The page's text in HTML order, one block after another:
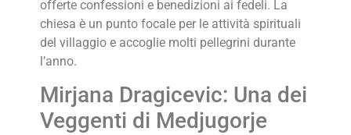
offerte confessioni e benedizioni ai fedeli. La
chiesa è un punto focale per le attività spirituali
del villaggio e accoglie molti pellegrini durante
l’anno.
Mirjana Dragicevic: Una dei
Veggenti di Medjugorje